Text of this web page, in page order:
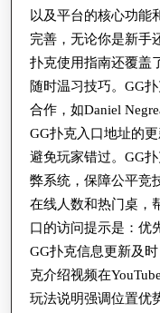
便
捷
方
法
与
技
巧
以及平台的核心功能
完善，无论你是新手
扑克使用指南还覆盖
随时温习技巧。GG
合作，如Daniel
GG扑克入口地址的
避免玩家错过。GG
弊系统，保障公平竞
在线人数和热门桌，
口的访问提示是：优
GG扑克信息更新及
克介绍视频在
玩法说明强调位置优